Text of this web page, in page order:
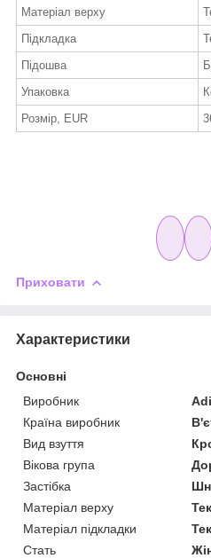
Матеріал верху
Підкладка
Підошва
Упаковка
Розмір, EUR
Приховати
Характеристики
Основні
Виробник
Країна виробник
Вид взуття
Вікова група
Застібка
Матеріал верху
Матеріал підкладки
Стать